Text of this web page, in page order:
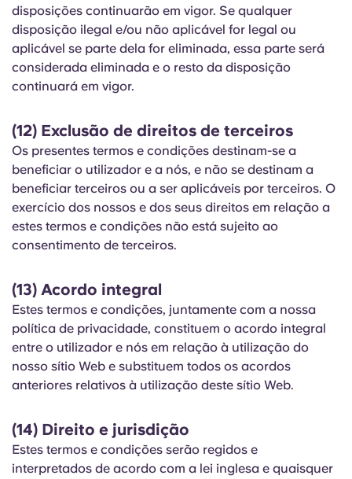
disposições continuarão em vigor. Se qualquer
disposição ilegal e/ou não aplicável for legal ou
aplicável se parte dela for eliminada, essa parte será
considerada eliminada e o resto da disposição
continuará em vigor.
(12) Exclusão de direitos de terceiros
Os presentes termos e condições destinam-se a
beneficiar o utilizador e a nós, e não se destinam a
beneficiar terceiros ou a ser aplicáveis por terceiros. O
exercício dos nossos e dos seus direitos em relação a
estes termos e condições não está sujeito ao
consentimento de terceiros.
(13) Acordo integral
Estes termos e condições, juntamente com a nossa
política de privacidade, constituem o acordo integral
entre o utilizador e nós em relação à utilização do
nosso sítio Web e substituem todos os acordos
anteriores relativos à utilização deste sítio Web.
(14) Direito e jurisdição
Estes termos e condições serão regidos e
interpretados de acordo com a lei inglesa e quaisquer